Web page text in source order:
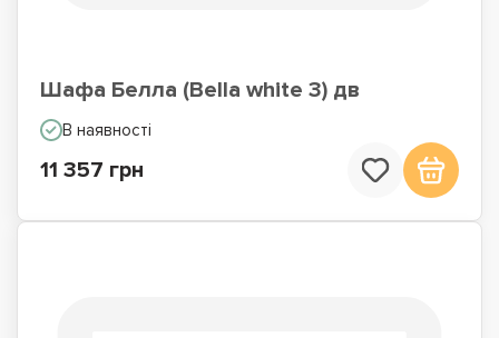
Шафа Белла (Bella white 3) дв
В наявності
11 357 грн